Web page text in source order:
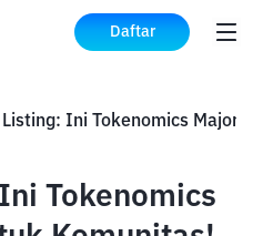
Daftar
Tokenomics